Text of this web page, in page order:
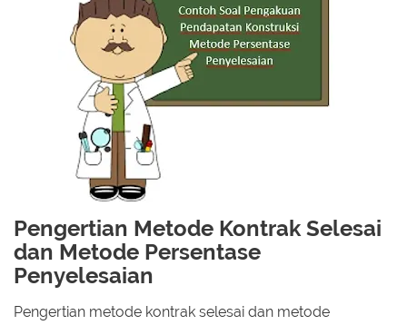
Pengertian Metode Kontrak Selesai
dan Metode Persentase
Penyelesaian
Pengertian metode kontrak selesai dan metode